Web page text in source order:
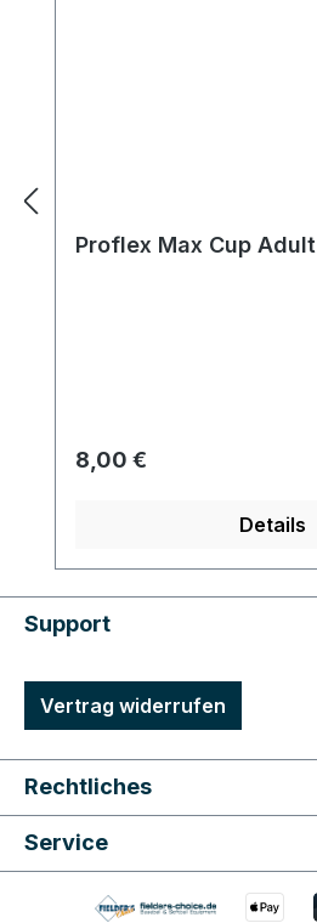
Proflex Max Cup Adult
Regulärer Preis:
8,00 €
Details
Support
Vertrag widerrufen
Rechtliches
Service